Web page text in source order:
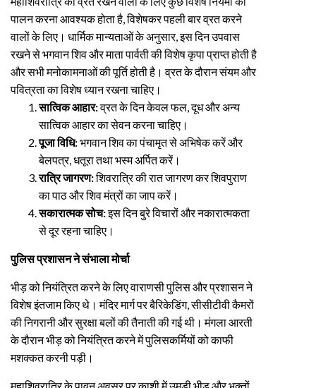
पालन करना आवश्यक होता है, विशेषकर पहली बार व्रत करने
वालों के लिए। धार्मिक मान्यताओं के अनुसार, इस दिन उपवास
रखने से भगवान शिव और माता पार्वती की विशेष कृपा प्राप्त होती है
और सभी मनोकामनाओं की पूर्ति होती है। व्रत के दौरान संयम और
पवित्रता का विशेष ध्यान रखना चाहिए।
सात्विक आहार:व्रत के दिन केवल फल, दूध और अन्य
सात्विक आहार का सेवन करना चाहिए।
पूजा विधि:भगवान शिव का पंचामृत से अभिषेक करें और
बेलपत्र, धतूरा तथा भस्म अर्पित करें।
रात्रि जागरण:शिवरात्रि की रात जागरण कर शिवपुराण
का पाठ और शिव मंत्रों का जाप करें।
सकारात्मक सोच:इस दिन बुरे विचारों और नकारात्मकता
से दूर रहना चाहिए।
पुलिस प्रशासन ने संभाला मोर्चा
भीड़ को नियंत्रित करने के लिए वाराणसी पुलिस और प्रशासन ने
विशेष इंतजाम किए थे। मंदिर मार्ग पर बैरिकेडिंग, सीसीटीवी कैमरों
की निगरानी और सुरक्षा बलों की तैनाती की गई थी। मंगला आरती
के दौरान भीड़ को नियंत्रित करने में पुलिसकर्मियों को काफी
मशक्कत करनी पड़ी।
महाशिवरात्रि के पावन अवसर पर काशी में उमड़ी भीड़ और भक्तों